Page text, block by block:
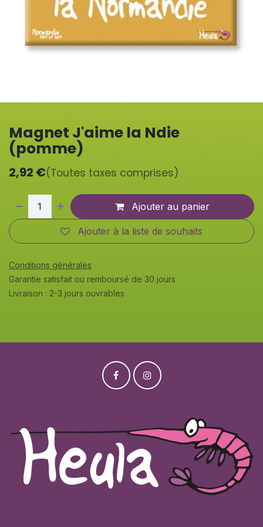
Magnet J'aime la Ndie
(pomme)
2,92 €(Toutes taxes comprises)
Ajouter au panier
Ajouter à la liste de souhaits
Conditions générales
Garantie satisfait ou remboursé de 30 jours
Livraison : 2-3 jours ouvrables